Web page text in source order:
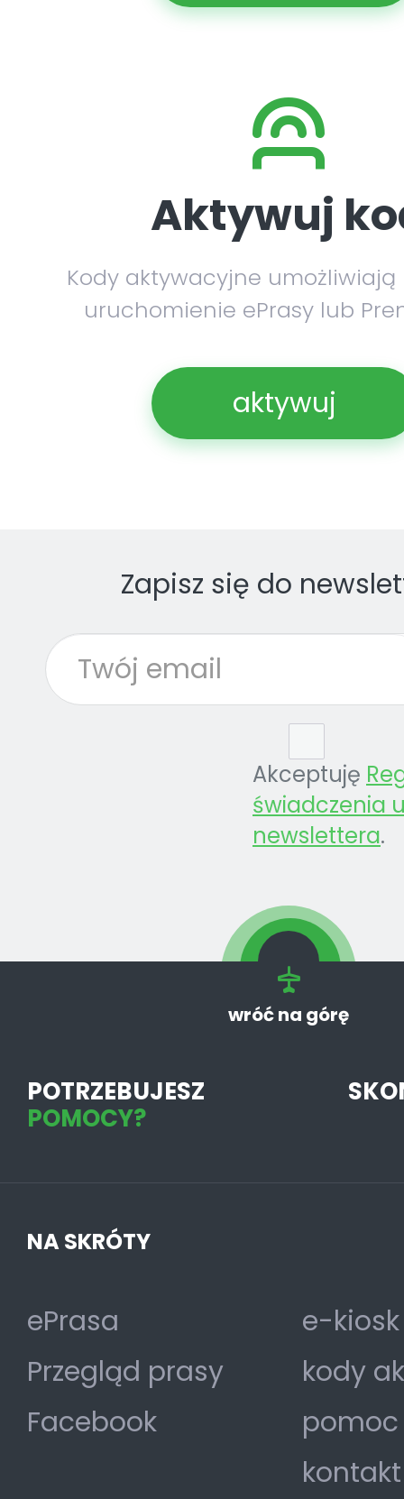
Aktywuj
Kody aktywacyjne umożliwiają
uruchomienie ePrasy lub
aktywuj
Zapisz się do
Akceptuję
świadczenia
newslettera.
wróć na górę
POTRZEBUJESZ
POMOCY?
NA SKRÓTY
ePrasa
Przegląd prasy
Facebook
e-
kody
pomoc
kontakt